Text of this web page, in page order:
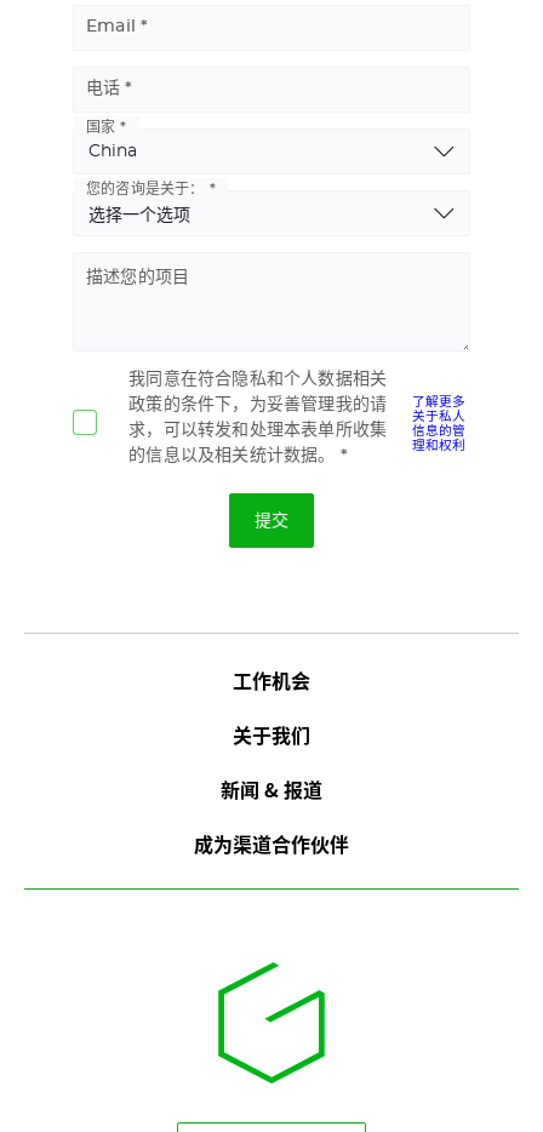
Email
电话
Basic
Address
国家
您的咨询是关于：
描述您的项目
我同意在符合隐私和个人数据相关
政策的条件下，为妥善管理我的请
求，可以转发和处理本表单所收集
的信息以及相关统计数据。
了解更多
关于私人
信息的管
理和权利
工作机会
关于我们
新闻 & 报道
成为渠道合作伙伴